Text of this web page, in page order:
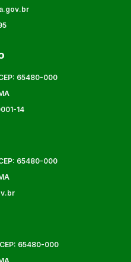
65480-000
14
65480-000
65480-000